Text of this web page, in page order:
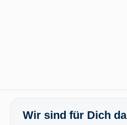
Wir sind für Dich da